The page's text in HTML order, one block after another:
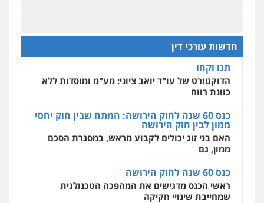
אחסון אתרים
מקצועיים לעורכי דין
מרכז התחלה חדשה
אסירים עבירות מין שירותים מקצועיים
לעורכי דין
חדשות עורכי דין
להגנה על עסקים קטנים
תנו וקחו
הדוקטורט של עו"ד יואב ציוני: מע"מ ומוסדות ללא
כוונת רווח
כנס 60 שנה לחוק הירושה: המתח שבין חוק יחסי
ממון לבין חוק הירושה
האם בני זוג יכולים לקבוע מראש, במסגרת הסכם
ממון, גם
כנס 60 שנה לחוק הירושה
ראשי הכנס מדגישים את המהפכה הטכנולגית
שמחייבת שינויי חקיקה